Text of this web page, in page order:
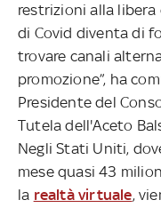
restrizioni alla
di Covid diventa di
trovare canali
promozione”, ha
Presidente del
Tutela dell'Aceto
Negli Stati Uniti,
mese quasi 43
la realtà virtuale,